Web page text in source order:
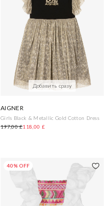
Добавить сразу
AIGNER
Girls Black & Metallic Gold Cotton Dress
197,00 £118,00 £
40% OFF